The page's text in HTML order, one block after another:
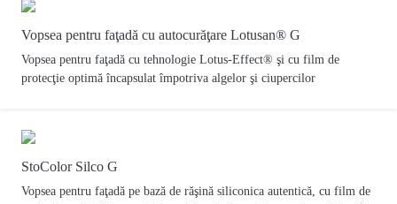
Vopsea pentru faţadă cu autocurăţare Lotusan® G
Vopsea pentru faţadă cu tehnologie Lotus-Effect® şi cu film de
protecţie optimă încapsulat împotriva algelor şi ciupercilor
StoColor Silco G
Vopsea pentru faţadă pe bază de răşină siliconica autentică, cu film de